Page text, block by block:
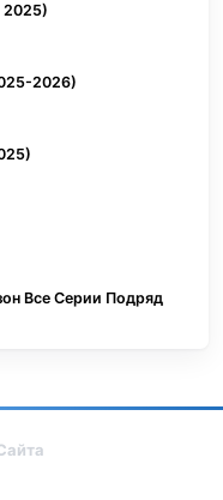
2026)
Все Серии Подряд